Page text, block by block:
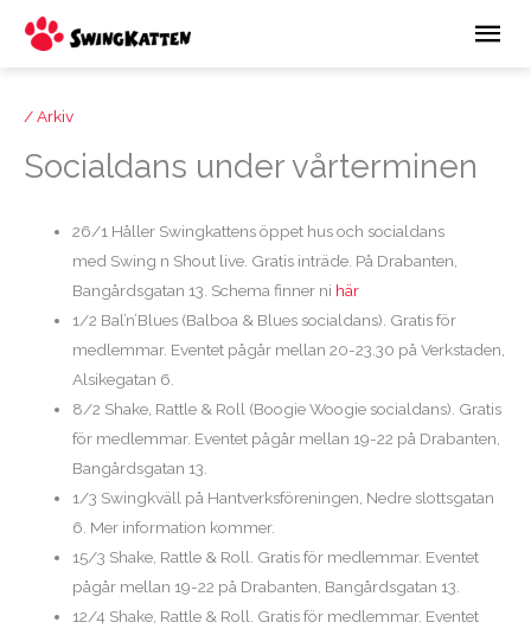
Hoppa
/Arkiv
Socialdans under vårterminen
26/1 Håller Swingkattensöppet hus och socialdans
med Swing n Shout live. Gratis inträde. På Drabanten,
Bangårdsgatan 13. Schema finner ni här
1/2 Bal’n’Blues (Balboa & Blues socialdans). Gratis för
medlemmar. Eventet pågår mellan 20-23.30 på Verkstaden,
Alsikegatan 6.
8/2 Shake, Rattle & Roll (Boogie Woogie socialdans). Gratis
för medlemmar. Eventet pågår mellan 19-22 på Drabanten,
Bangårdsgatan 13.
1/3 Swingkväll på Hantverksföreningen, Nedre slottsgatan
6. Mer information kommer.
15/3 Shake, Rattle & Roll. Gratis för medlemmar. Eventet
pågår mellan 19-22 på Drabanten, Bangårdsgatan 13.
12/4 Shake, Rattle & Roll. Gratis för medlemmar. Eventet